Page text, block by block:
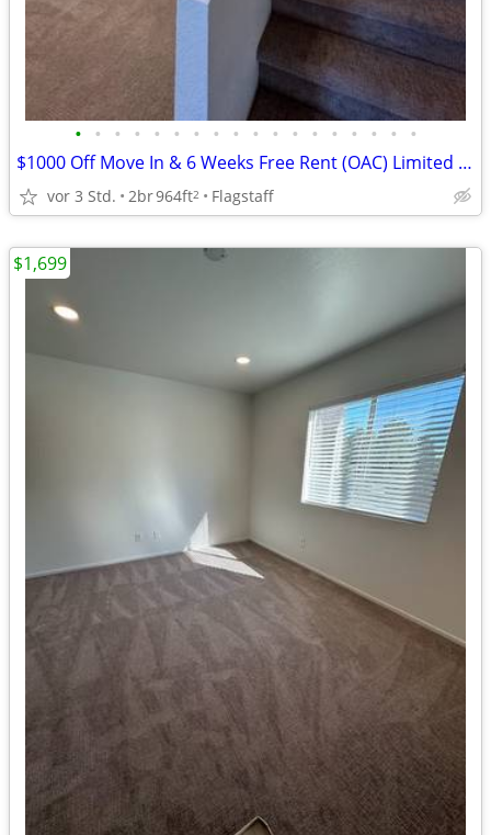
• • • • • • • • • • • • • • • • • •
$1000 Off Move In & 6 Weeks Free Rent (OAC) Limited Time @ Woodcrest!!
vor 3 Std. 2br964ft2 Flagstaff
$1,699